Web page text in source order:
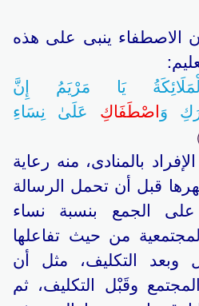
ينبى على هذه
يَا مَرْيَمُ إِنَّ
وَاصْطَفَاكِ عَلَىٰ نِسَاءِ
بالمنادى، منه رعاية
قبل أن تحمل الرسالة
على الجمع بنسبة نساء
من حيث تفاعلها
وبعد التكليف، مثل أن
وقَبْل التكليف، ثم